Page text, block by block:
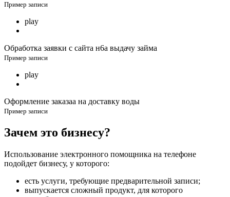
Пример записи
play
Обработка заявки с сайта н6а выдачу займа
Пример записи
play
Оформление заказаа на доставку воды
Пример записи
Зачем это бизнесу?
Использование электронного помощника на телефоне
подойдет бизнесу, у которого:
есть услуги, требующие предварительной записи;
выпускается сложный продукт, для которого